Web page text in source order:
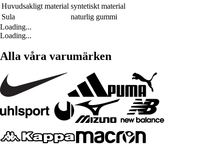
Huvudsakligt material syntetiskt material
Sula
naturlig gummi
Loading...
Loading...
Alla våra varumärken